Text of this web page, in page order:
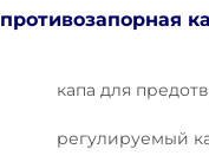
противозапорная
капа для
регулируемый